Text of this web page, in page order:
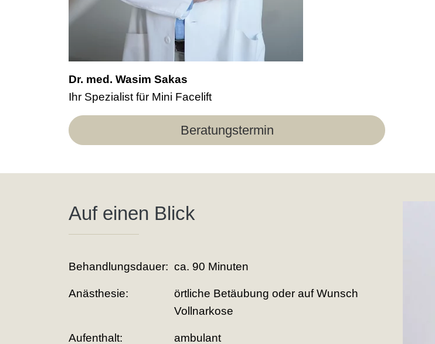
Dr. med. Wasim Sakas
Ihr Spezialist für Mini Facelift
Beratungstermin
Auf einen Blick
Behandlungsdauer: ca. 90 Minuten
Anästhesie:
örtliche Betäubung oder auf Wunsch
Vollnarkose
Aufenthalt: ambulant